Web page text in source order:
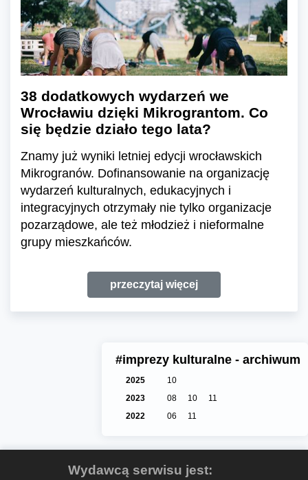
38 dodatkowych wydarzeń we
Wrocławiu dzięki Mikrograntom. Co
się będzie działo tego lata?
Znamy już wyniki letniej edycji wrocławskich
Mikrogranów. Dofinansowanie na organizację
wydarzeń kulturalnych, edukacyjnych i
integracyjnych otrzymały nie tylko organizacje
pozarządowe, ale też młodzież i nieformalne
grupy mieszkańców.
przeczytaj więcej
#imprezy kulturalne - archiwum
2025
10
2023
08 10
11
2022
06 11
Wydawcą serwisu jest: